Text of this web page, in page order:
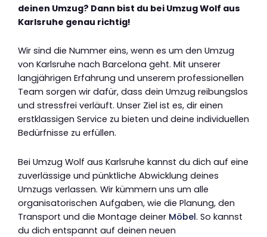
deinen Umzug? Dann bist du bei Umzug Wolf aus
Karlsruhe genau richtig!
Wir sind die Nummer eins, wenn es um den Umzug
von Karlsruhe nach Barcelona geht. Mit unserer
langjährigen Erfahrung und unserem professionellen
Team sorgen wir dafür, dass dein Umzug reibungslos
und stressfrei verläuft. Unser Ziel ist es, dir einen
erstklassigen Service zu bieten und deine individuellen
Bedürfnisse zu erfüllen.
Bei Umzug Wolf aus Karlsruhe kannst du dich auf eine
zuverlässige und pünktliche Abwicklung deines
Umzugs verlassen. Wir kümmern uns um alle
organisatorischen Aufgaben, wie die Planung, den
Transport und die Montage deiner Möbel. So kannst
du dich entspannt auf deinen neuen